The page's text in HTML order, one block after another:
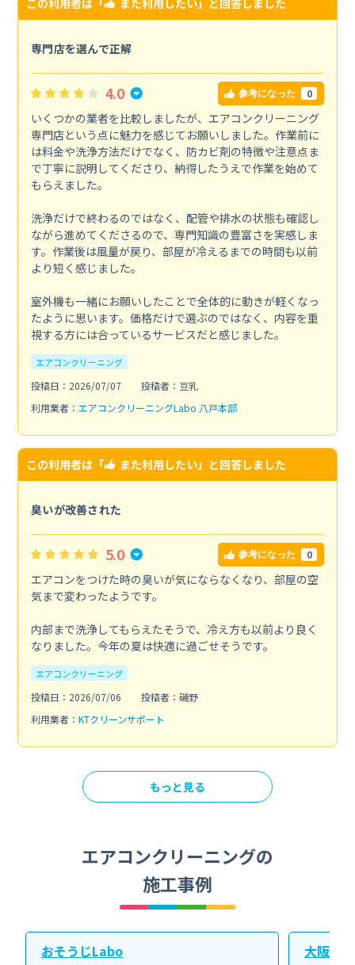
この利用者は「 また利用したい」と回答しました
専門店を選んで正解
4.0 参考になった 0
いくつかの業者を比較しましたが、エアコンクリーニング
専門店という点に魅力を感じてお願いしました。作業前に
は料金や洗浄方法だけでなく、防カビ剤の特徴や注意点ま
で丁寧に説明してくださり、納得したうえで作業を始めて
もらえました。
洗浄だけで終わるのではなく、配管や排水の状態も確認し
ながら進めてくださるので、専門知識の豊富さを実感しま
す。作業後は風量が戻り、部屋が冷えるまでの時間も以前
より短く感じました。
室外機も一緒にお願いしたことで全体的に動きが軽くなっ
たように思います。価格だけで選ぶのではなく、内容を重
視する方には合っているサービスだと感じました。
エアコンクリーニング
投稿日：2026/07/07
投稿者：豆乳
利用業者： エアコンクリーニングLabo 八戸本部
この利用者は「 また利用したい」と回答しました
臭いが改善された
5.0 参考になった 0
エアコンをつけた時の臭いが気にならなくなり、部屋の空
気まで変わったようです。
内部まで洗浄してもらえたそうで、冷え方も以前より良く
なりました。今年の夏は快適に過ごせそうです。
エアコンクリーニング
投稿日：2026/07/06
投稿者：磯野
利用業者： KTクリーンサポート
もっと見る
エアコンクリーニングの
施工事例
おそうじLabo 大阪北